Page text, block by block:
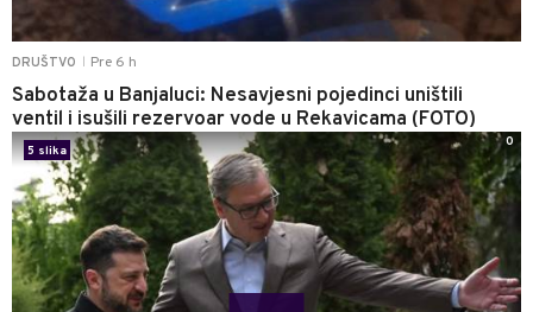
DRUŠTVO Pre 6 h
Sabotaža u Banjaluci: Nesavjesni pojedinci uništili
ventil i isušili rezervoar vode u Rekavicama (FOTO)
5 slika
0